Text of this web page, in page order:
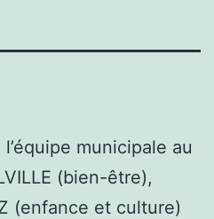
municipale au
(bien-être),
(enfance et culture)